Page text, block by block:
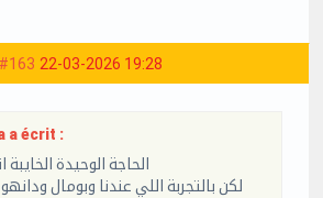
#163 22-03-2026 19:28
a écrit :
الحاجة الوحيدة الخايبة
لكن بالتجربة اللي عندنا وبومال